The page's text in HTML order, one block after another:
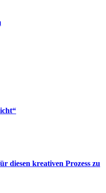
diesen kreativen Prozess zu